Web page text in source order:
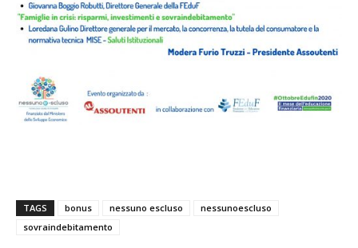
TAGS bonus nessuno escluso
nessunoescluso
sovraindebitamento